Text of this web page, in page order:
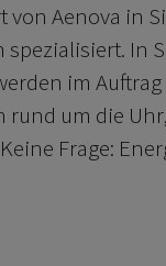
von Aenova in
In
im
rund um die
Frage: